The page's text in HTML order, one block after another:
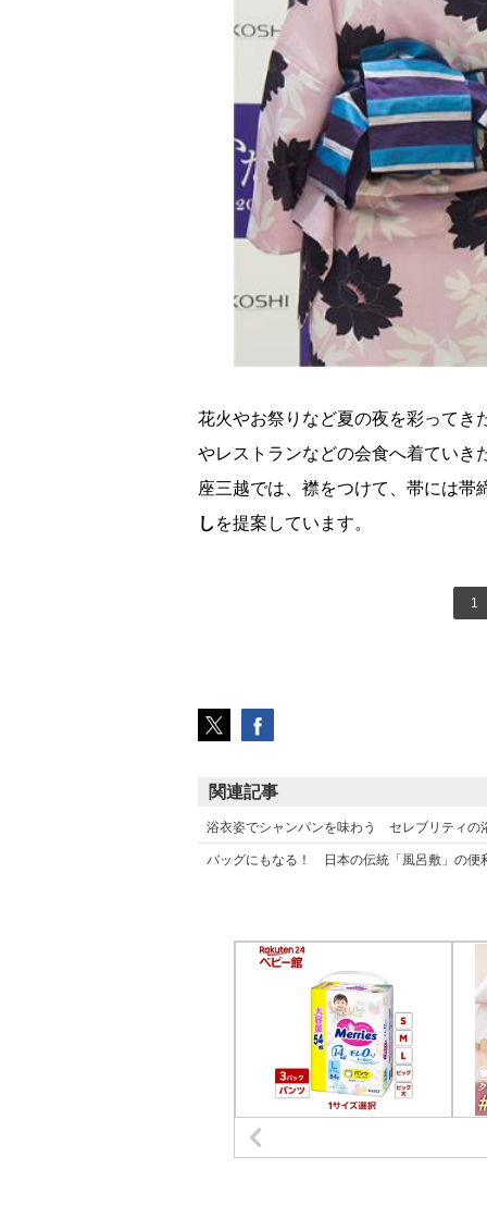
花火やお祭りなど夏の夜を彩ってき
レストランなどの会食へ着ていき
座三越では、襟をつけて、帯には帯
し を提案しています。
1
関連記事
浴衣姿でシャンパンを味わう セレブリティの
バッグにもなる！ 日本の伝統「風呂敷」の便